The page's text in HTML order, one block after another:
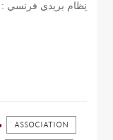
*La Poste : نِظام بريدي فرنسي
ASSOCIATION